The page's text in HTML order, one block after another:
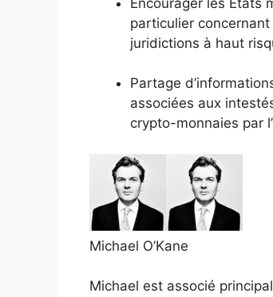
particulier
juridictions à haut
Partage
associées aux
crypto-monnaies par
Michael O’Kane
Michael est associé